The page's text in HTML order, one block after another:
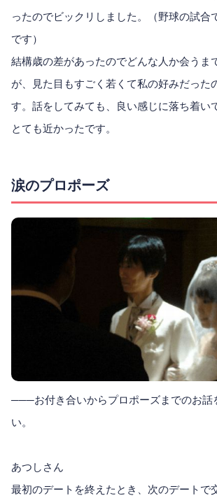
ったのでビックリしました。（野球の試合
です）
結構歳の差があったのでどんな人か会うま
が、見た目もすごく若くて私の好みだった
す。話をしてみても、良い感じに落ち着い
とても近かったです。
涙のプロポーズ
───お付き合いからプロポーズまでのお話
い。
あつしさん
最初のデートを終えたとき、次のデートで